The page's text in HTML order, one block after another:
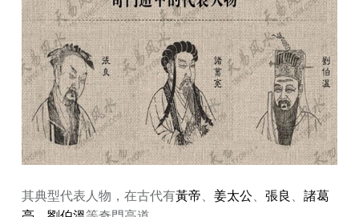
其典型代表人物，在古代有黃帝 姜太公、 張良
諸葛